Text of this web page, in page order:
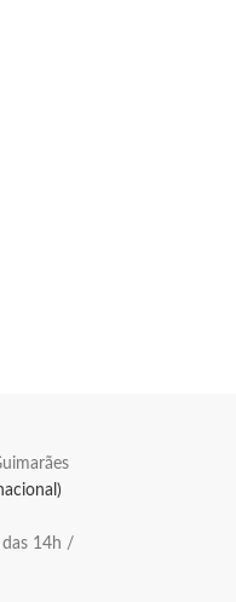
das 14h /